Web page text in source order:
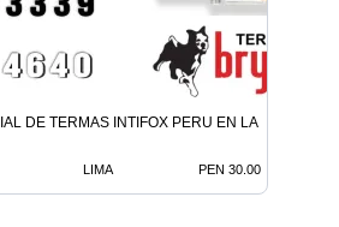
DE TERMAS INTIFOX PERU EN LA MOLINA
LIMA PEN 30.00